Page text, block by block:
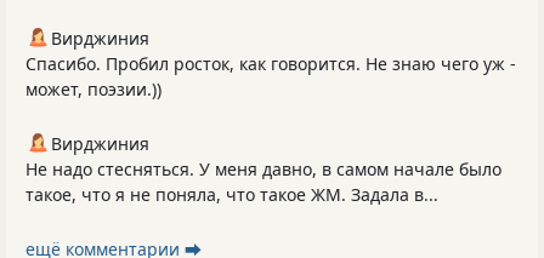
Вирджиния
Спасибо. Пробил росток, как говорится. Не знаю чего уж -
может, поэзии.))
Вирджиния
Не надо стесняться. У меня давно, в самом начале было
такое, что я не поняла, что такое ЖМ. Задала в...
ещё комментарии ⮕